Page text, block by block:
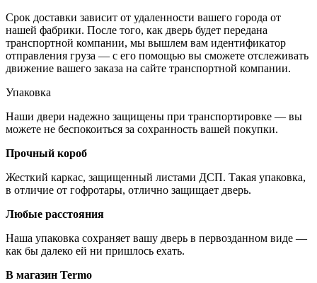
Срок доставки зависит от удаленности вашего города от
нашей фабрики. После того, как дверь будет передана
транспортной компании, мы вышлем вам идентификатор
отправления груза — с его помощью вы сможете отслеживать
движение вашего заказа на сайте транспортной компании.
Упаковка
Наши двери надежно защищены при транспортировке — вы
можете не беспокоиться за сохранность вашей покупки.
Прочный короб
Жесткий каркас, защищенный листами ДСП. Такая упаковка,
в отличие от гофротары, отлично защищает дверь.
Любые расстояния
Наша упаковка сохраняет вашу дверь в первозданном виде —
как бы далеко ей ни пришлось ехать.
В магазин Termo